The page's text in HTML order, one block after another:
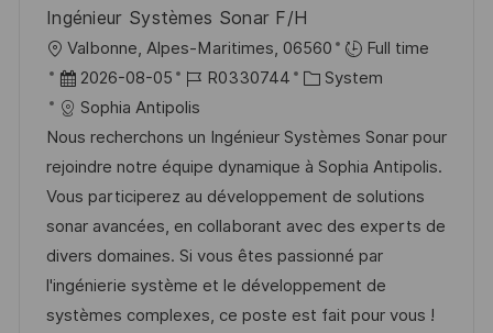
h
u
n
g
r
ö
f
f
e
n
t
l
i
c
h
Ingénieur Systèmes Sonar F/H
O
r
t
Valbonne, Alpes-Maritimes, 06560
Full time
D
a
t
u
m
d
e
r
V
2026-08-05
J
o
b
-
I
D
R0330744
K
t
e
g
o
r
i
e
System
Sophia Antipolis
Nous recherchons un Ingénieur Systèmes Sonar pour
rejoindre notre équipe dynamique à Sophia Antipolis.
Vous participerez au développement de solutions
sonar avancées, en collaborant avec des experts de
divers domaines. Si vous êtes passionné par
l'ingénierie système et le développement de
systèmes complexes, ce poste est fait pour vous !